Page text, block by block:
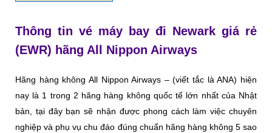
Thông tin vé máy bay đi Newark giá rẻ
(EWR) hãng All Nippon Airways
Hãng hàng không All Nippon Airways – (viết tắc là ANA) hiện
nay là 1 trong 2 hãng hàng không quốc tế lớn nhất của Nhật
bản, tại đây bạn sẽ nhận được phong cách làm việc chuyên
nghiệp và phụ vụ chu đáo đúng chuẩn hãng hàng không 5 sao